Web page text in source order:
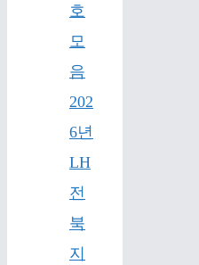
호
모
음
202
6년
LH
전
북
지